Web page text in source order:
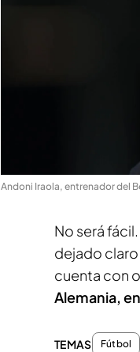
Andoni Iraola, entrenador del
No será
dejado claro
cuenta con
Alemania,
TEMAS Fútbol